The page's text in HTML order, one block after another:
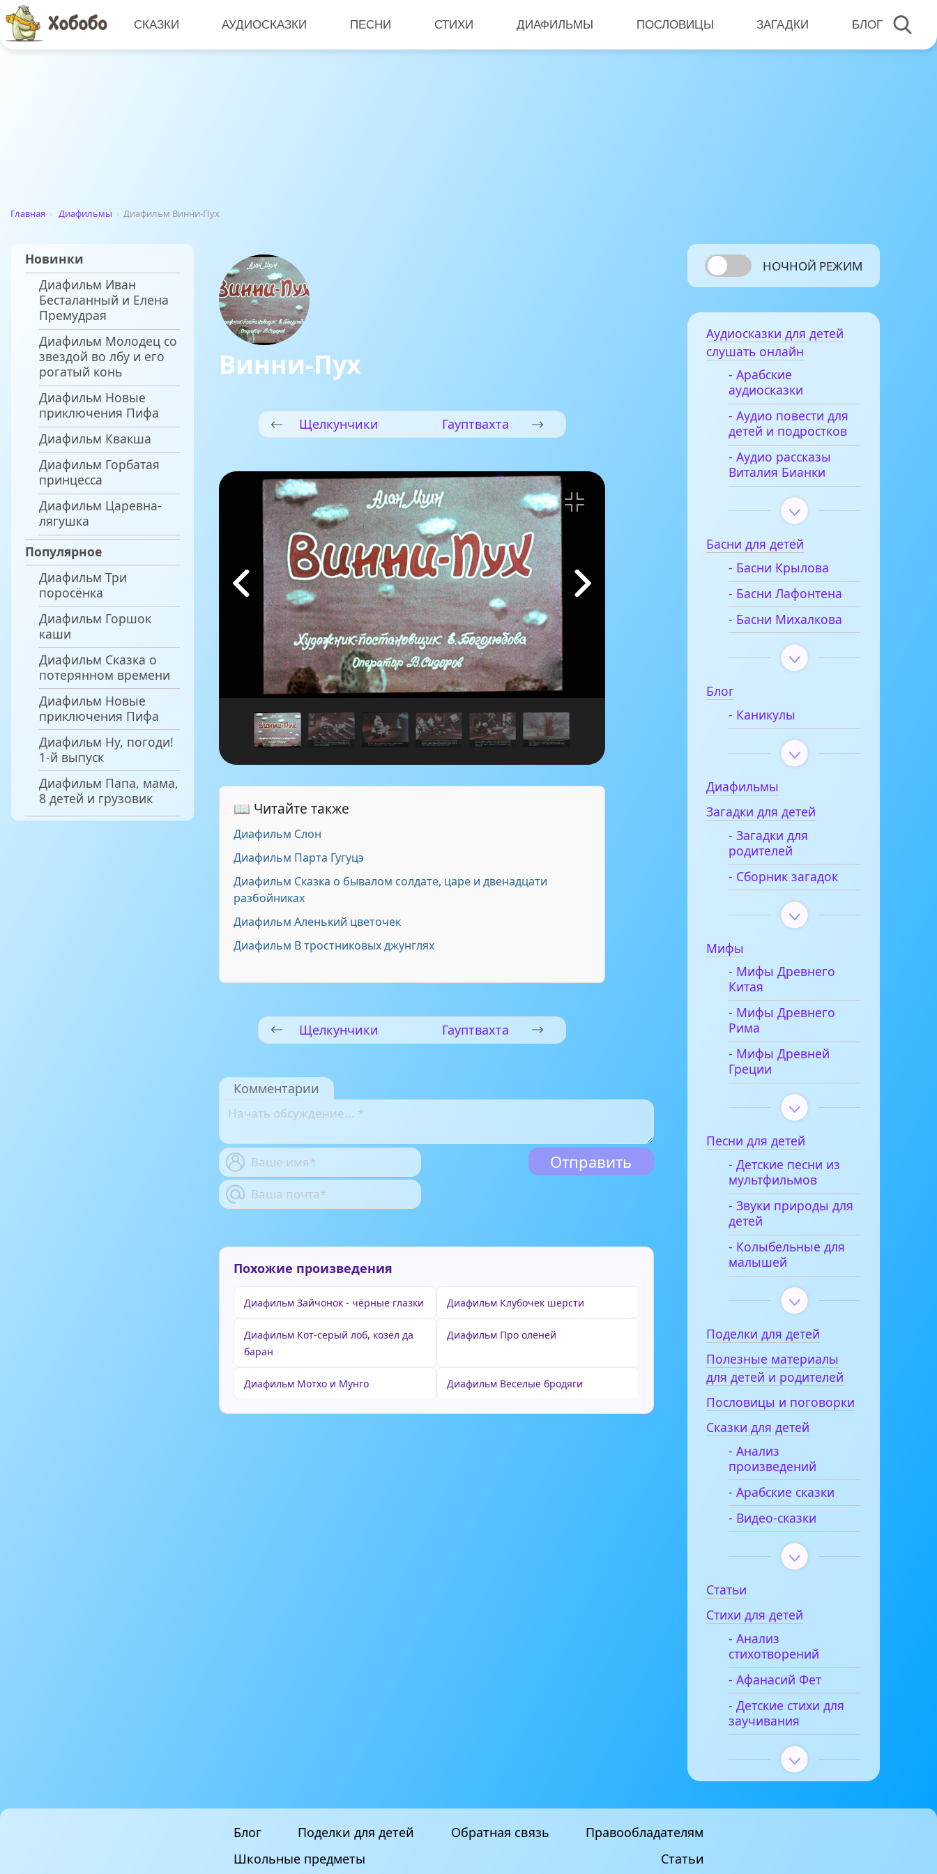
СКАЗКИ АУДИОСКАЗКИ ПЕСНИ СТИХИ ДИАФИЛЬМЫ ПОСЛОВИЦЫ ЗАГАДКИ БЛОГ
Главная › Диафильмы › Диафильм Винни-Пух
Новинки
Диафильм Иван
Бесталанный и Елена
Премудрая
Диафильм Молодец со
звездой во лбу и его
рогатый конь
Диафильм Новые
приключения Пифа
Диафильм Квакша
Диафильм Горбатая
принцесса
Диафильм Царевна-
лягушка
Популярное
Диафильм Три
поросёнка
Диафильм Горшок
каши
Диафильм Сказка о
потерянном времени
Диафильм Новые
приключения Пифа
Диафильм Ну, погоди!
1-й выпуск
Диафильм Папа, мама,
8 детей и грузовик
Винни-Пух
Щелкунчики Гауптвахта
📖 Читайте также
Диафильм Слон
Диафильм Парта Гугуцэ
Диафильм Сказка о бывалом солдате, царе и двенадцати
разбойниках
Диафильм Аленький цветочек
Диафильм В тростниковых джунглях
Щелкунчики Гауптвахта
Комментарии
Похожие произведения
Диафильм Зайчонок - чёрные глазки Диафильм Клубочек шерсти
Диафильм Кот-серый лоб, козёл да
баран
Диафильм Про оленей
Диафильм Мотхо и Мунго Диафильм Веселые бродяги
НОЧНОЙ РЕЖИМ
Аудиосказки для детей
слушать онлайн
- Арабские
аудиосказки
- Аудио повести для
детей и подростков
- Аудио рассказы
Виталия Бианки
Басни для детей
- Басни Крылова
- Басни Лафонтена
- Басни Михалкова
Блог
- Каникулы
Диафильмы
Загадки для детей
- Загадки для
родителей
- Сборник загадок
Мифы
- Мифы Древнего
Китая
- Мифы Древнего
Рима
- Мифы Древней
Греции
Песни для детей
- Детские песни из
мультфильмов
- Звуки природы для
детей
- Колыбельные для
малышей
Поделки для детей
Полезные материалы
для детей и родителей
Пословицы и поговорки
Сказки для детей
- Анализ
произведений
- Арабские сказки
- Видео-сказки
Статьи
Стихи для детей
- Анализ
стихотворений
- Афанасий Фет
- Детские стихи для
заучивания
Блог Поделки для детей Обратная связь
Правообладателям
Школьные предметы
Статьи